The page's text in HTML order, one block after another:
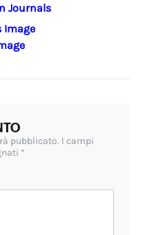
Journals
Image
pubblicato. I campi
*